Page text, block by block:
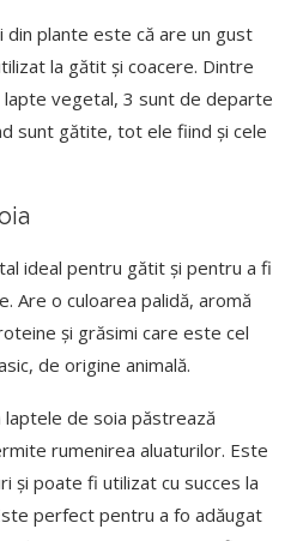
din plante este că are un gust
la gătit și coacere. Dintre
vegetal, 3 sunt de departe
sunt gătite, tot ele fiind și cele
ideal pentru gătit și pentru a fi
Are o culoarea palidă, aromă
și grăsimi care este cel
de origine animală.
de soia păstrează
rumenirea aluaturilor. Este
și poate fi utilizat cu succes la
perfect pentru a fo adăugat